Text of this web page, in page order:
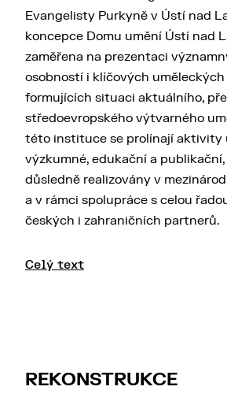
Evangelisty Purkyně v Ústí nad
koncepce Domu umění Ústí nad
zaměřena na prezentaci
osobností i klíčových
formujících situaci aktuálního,
středoevropského výtvarného
této instituce se prolínají aktivity
výzkumné, edukační a
důsledně realizovány v
a v rámci spolupráce s celou
českých i zahraničních partnerů.
Mezi klíčové cíle Domu umění Ústí
uskutečňovaná v kooperaci s
Celý text
REKONSTRUKCE